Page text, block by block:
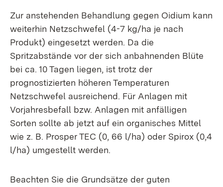
Zur anstehenden Behandlung gegen Oidium kann
weiterhin Netzschwefel (4-7 kg/ha je nach
Produkt) eingesetzt werden. Da die
Spritzabstände vor der sich anbahnenden Blüte
bei ca. 10 Tagen liegen, ist trotz der
prognostizierten höheren Temperaturen
Netzschwefel ausreichend. Für Anlagen mit
Vorjahresbefall bzw. Anlagen mit anfälligen
Sorten sollte ab jetzt auf ein organisches Mittel
wie z. B. Prosper TEC (0, 66 l/ha) oder Spirox (0,4
l/ha) umgestellt werden.
Beachten Sie die Grundsätze der guten